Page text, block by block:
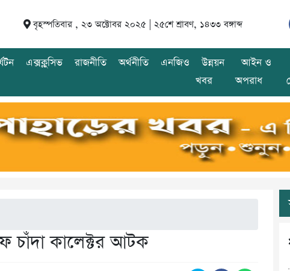
বৃহস্পতিবার , ২৩ অক্টোবর ২০২৫ | ২৫শে শ্রাবণ, ১৪৩৩ বঙ্গাব্দ
এক্সক্লুসিভ রাজনীতি অর্থনীতি এনজিও
উন্নয়ন
খবর
আইন ও
অপরাধ
চাঁদা কালেক্টর আটক